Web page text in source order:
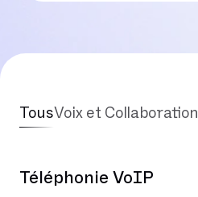
TousVoix et Collaboration
Téléphonie VoIP